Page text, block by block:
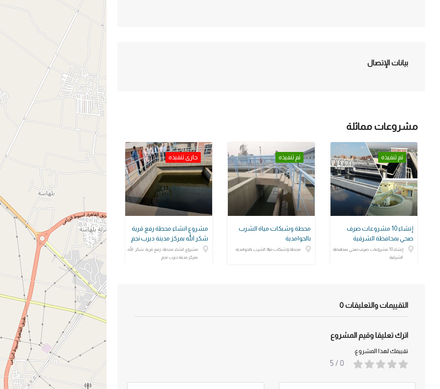
بيانات الإتصال
مشروعات مماثلة
جارى تنفيذه
مشروع انشاء محطة رفع قرية
شكر الله بمركز مدينة ديرب نجم
مشروع انشاء محطة رفع قرية شكر الله
بمركز مدينة ديرب نجم
تم تنفيذه
محطة وشبكات مياة الشرب
بالحوامدية
محطة وشبكات مياة الشرب بالحوامدية
تم تنفيذه
إنشاء 10 مشروعات صرف
صحي بمحافظة الشرقية
إنشاء 10 مشروعات صرف صحي بمحافظة
الشرقية
التقييمات والتعليقات0
اترك تعليقا وقيم المشروع
تقييمك لهذا المشروع:
0
/ 5